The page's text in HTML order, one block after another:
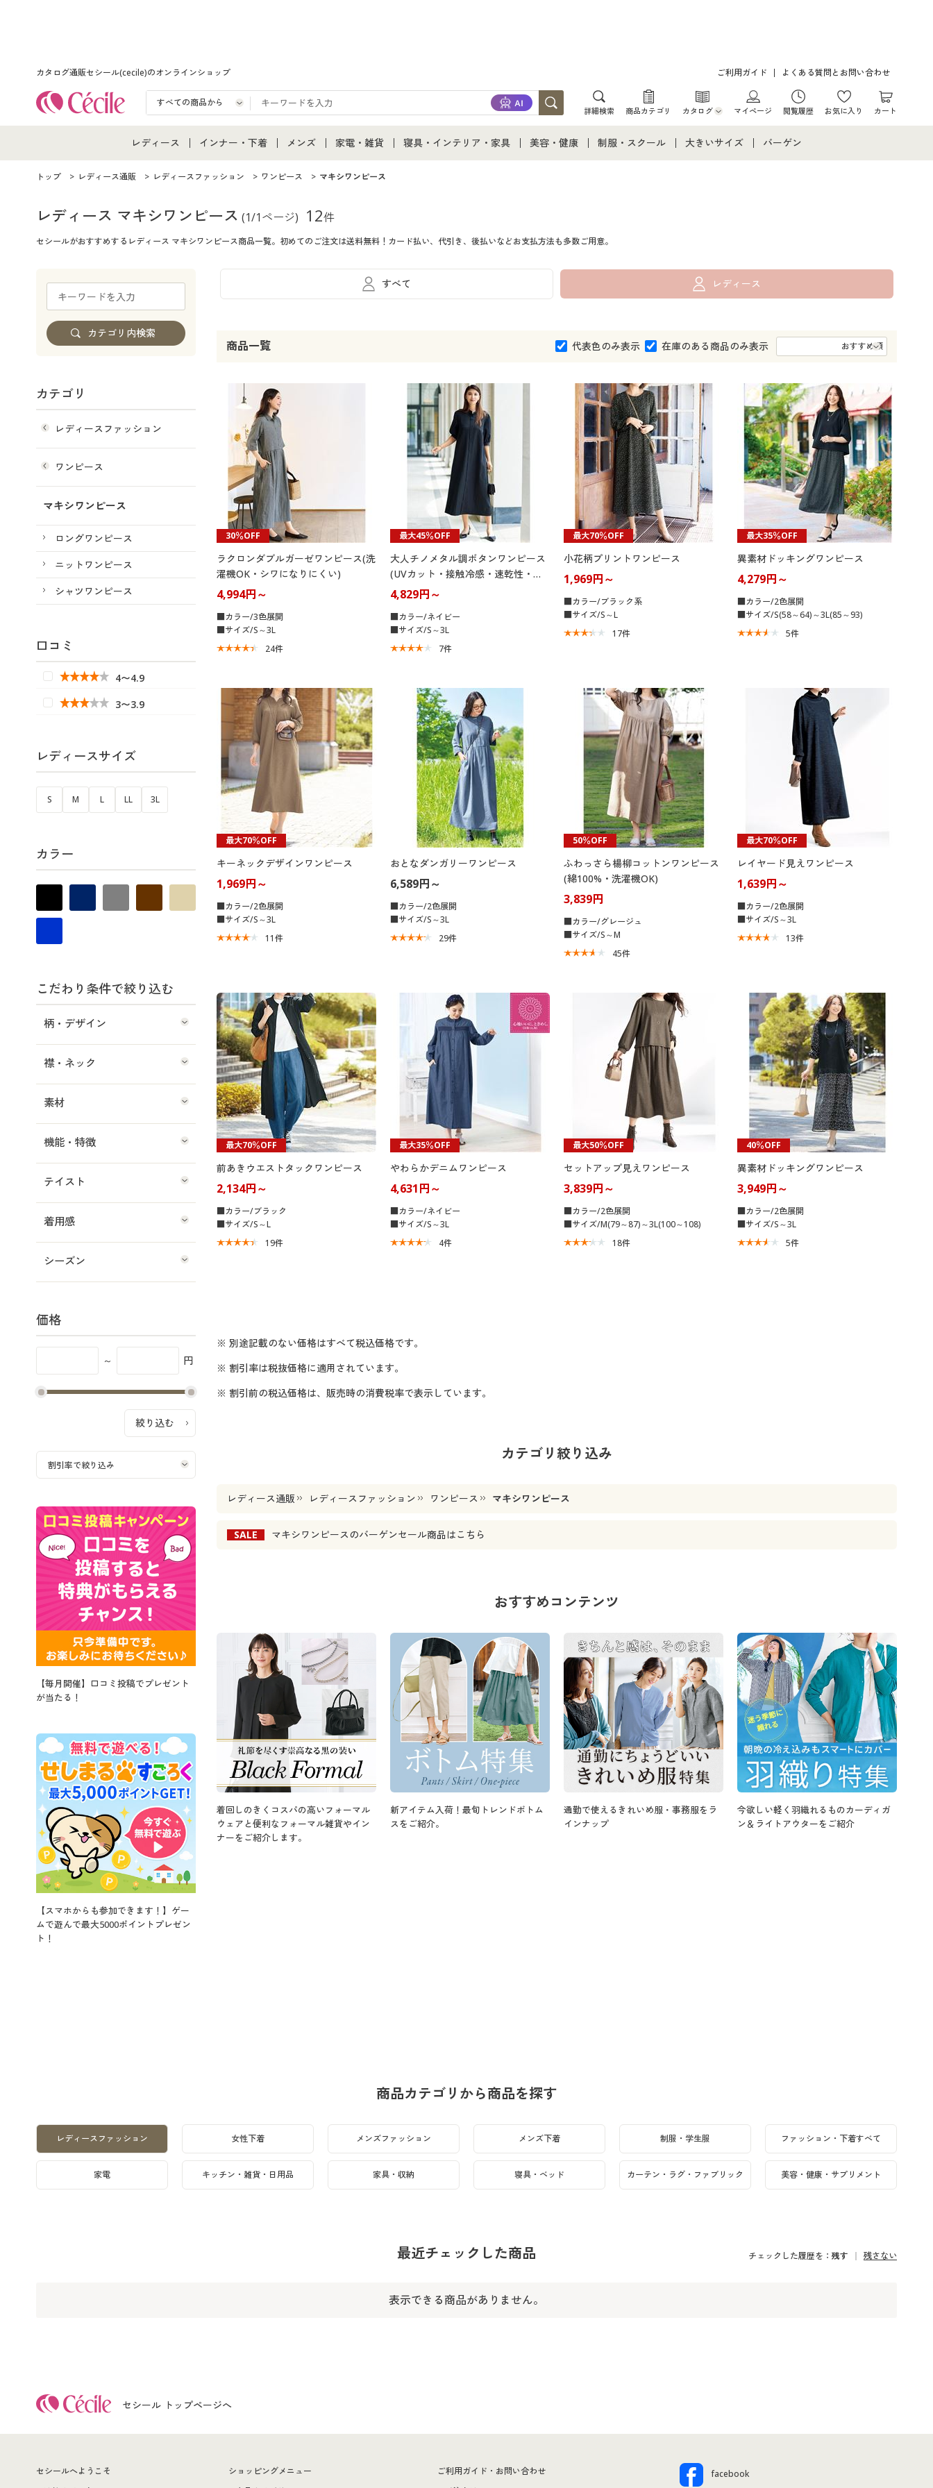
カタログ通販セシール(cecile)のオンラインショップ ご利用ガイド よくある質問とお問い合わせ
詳細検索 商品カテゴリ カタログ
カタログ・チラシからのご注文
マイページ 閲覧履歴 お気に入り カート
レディース
レディース通販すべて
レディースファッション
女性下着
インナー・下着
インナー・下着通販すべて
女性下着
メンズ下着
メンズ
メンズ通販すべて
メンズファッション
メンズ下着
家電・雑貨
家電・雑貨すべて
キッチン・雑貨・日用品
寝具・インテリア・家具
寝具・ベッド
カーテン・ラグ・ファブリック
美容・健康 制服・スクール
ジュニア・ティーンズ下着
大きいサイズ
大きいサイズ メンズ
バーゲン
トップ レディース通販 レディースファッション ワンピース マキシワンピース
レディース マキシワンピース (1/1ページ) 12件
セシールがおすすめするレディース マキシワンピース商品一覧。初めてのご注文は送料無料！カード払い、代引き、後払いなどお支払方法も多数ご用意。
すべて レディース
商品一覧 代表色のみ表示 在庫のある商品のみ表示
30％OFF
ラクロンダブルガーゼワンピース(洗
濯機OK・シワになりにくい)
4,994円～
■カラー/3色展開
■サイズ/S～3L
24件
最大45％OFF
大人チノメタル調ボタンワンピース
(UVカット・接触冷感・速乾性・洗
濯機OK)
4,829円～
■カラー/ネイビー
■サイズ/S～3L
7件
最大70％OFF
小花柄プリントワンピース
1,969円～
■カラー/ブラック系
■サイズ/S～L
17件
最大35％OFF
異素材ドッキングワンピース
4,279円～
■カラー/2色展開
■サイズ/S(58～64)～3L(85～93)
5件
最大70％OFF
キーネックデザインワンピース
1,969円～
■カラー/2色展開
■サイズ/S～3L
11件
おとなダンガリーワンピース
6,589円～
■カラー/2色展開
■サイズ/S～3L
29件
50％OFF
ふわっさら楊柳コットンワンピース
(綿100%・洗濯機OK)
3,839円
■カラー/グレージュ
■サイズ/S～M
45件
最大70％OFF
レイヤード見えワンピース
1,639円～
■カラー/2色展開
■サイズ/S～3L
13件
最大70％OFF
前あきウエストタックワンピース
2,134円～
■カラー/ブラック
■サイズ/S～L
19件
最大35％OFF
やわらかデニムワンピース
4,631円～
■カラー/ネイビー
■サイズ/S～3L
4件
最大50％OFF
セットアップ見えワンピース
3,839円～
■カラー/2色展開
■サイズ/M(79～87)～3L(100～108)
18件
40％OFF
異素材ドッキングワンピース
3,949円～
■カラー/2色展開
■サイズ/S～3L
5件
※ 別途記載のない価格はすべて税込価格です。
※ 割引率は税抜価格に適用されています。
※ 割引前の税込価格は、販売時の消費税率で表示しています。
カテゴリ絞り込み
レディース通販 レディースファッション ワンピース マキシワンピース
SALE マキシワンピースのバーゲンセール商品はこちら
おすすめコンテンツ
着回しのきくコスパの高いフォーマル
ウェアと便利なフォーマル雑貨やイン
ナーをご紹介します。
新アイテム入荷！最旬トレンドボトム
スをご紹介。
通勤で使えるきれいめ服・事務服をラ
インナップ
今欲しい軽く羽織れるものカーディガ
ン＆ライトアウターをご紹介
カテゴリ
レディースファッション
ワンピース
マキシワンピース
ロングワンピース
ニットワンピース
シャツワンピース
口コミ
4〜4.9
3〜3.9
レディースサイズ
S M L LL 3L
カラー
こだわり条件で絞り込む
柄・デザイン
襟・ネック
素材
機能・特徴
テイスト
着用感
シーズン
価格
～ 円
【毎月開催】口コミ投稿でプレゼント
が当たる！
【スマホからも参加できます！】ゲー
ムで遊んで最大5000ポイントプレゼン
ト！
商品カテゴリから商品を探す
レディースファッション 女性下着 メンズファッション メンズ下着 制服・学生服 ファッション・下着すべて
家電 キッチン・雑貨・日用品 家具・収納 寝具・ベッド カーテン・ラグ・ファブリック 美容・健康・サプリメント
最近チェックした商品 チェックした履歴を： 残す 残さない
表示できる商品がありません。
セシール トップページへ
セシールへようこそ
ショッピングメニュー
ご利用ガイド・お問い合わせ
facebook